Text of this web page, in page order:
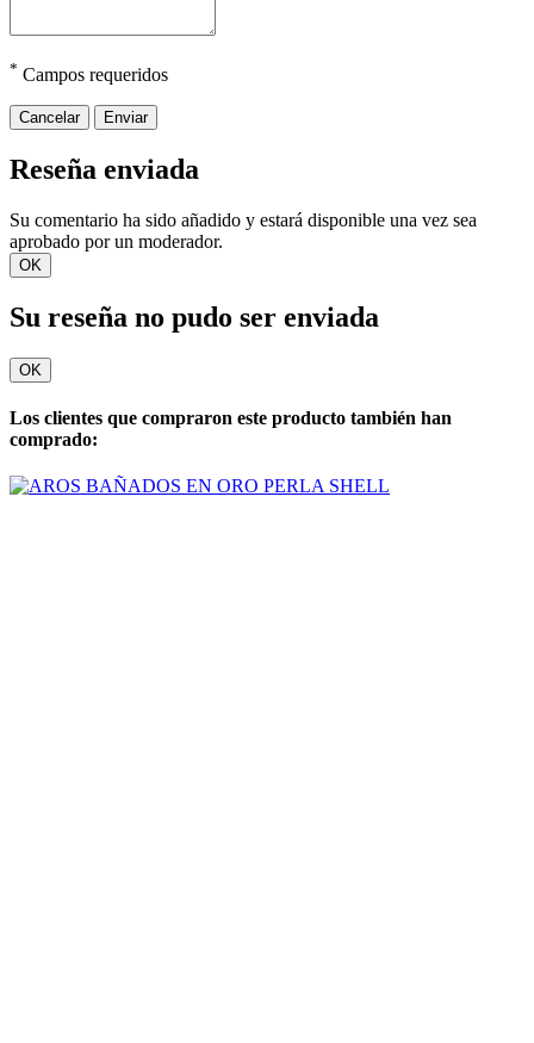
* Campos requeridos
Cancelar Enviar
Reseña enviada
Su comentario ha sido añadido y estará disponible una vez sea
aprobado por un moderador.
OK
Su reseña no pudo ser enviada
OK
Los clientes que compraron este producto también han
comprado: